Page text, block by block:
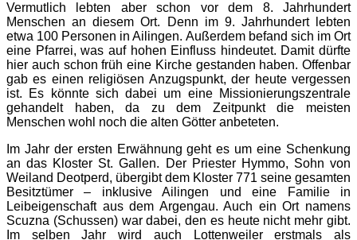
Vermutlich lebten aber schon vor dem 8. Jahrhundert
Menschen an diesem Ort. Denn im 9. Jahrhundert lebten
etwa 100 Personen in Ailingen. Außerdem befand sich im Ort
eine Pfarrei, was auf hohen Einfluss hindeutet. Damit dürfte
hier auch schon früh eine Kirche gestanden haben. Offenbar
gab es einen religiösen Anzugspunkt, der heute vergessen
ist. Es könnte sich dabei um eine Missionierungszentrale
gehandelt haben, da zu dem Zeitpunkt die meisten
Menschen wohl noch die alten Götter anbeteten.
Im Jahr der ersten Erwähnung geht es um eine Schenkung
an das Kloster St. Gallen. Der Priester Hymmo, Sohn von
Weiland Deotperd, übergibt dem Kloster 771 seine gesamten
Besitztümer – inklusive Ailingen und eine Familie in
Leibeigenschaft aus dem Argengau. Auch ein Ort namens
Scuzna (Schussen) war dabei, den es heute nicht mehr gibt.
Im selben Jahr wird auch Lottenweiler erstmals als